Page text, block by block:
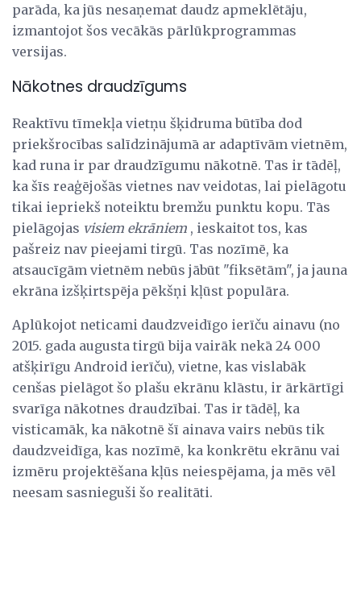
parāda, ka jūs nesaņemat daudz apmeklētāju,
izmantojot šos vecākās pārlūkprogrammas
versijas.
Nākotnes draudzīgums
Reaktīvu tīmekļa vietņu šķidruma būtība dod
priekšrocības salīdzinājumā ar adaptīvām vietnēm,
kad runa ir par draudzīgumu nākotnē. Tas ir tādēļ,
ka šīs reaģējošās vietnes nav veidotas, lai pielāgotu
tikai iepriekš noteiktu bremžu punktu kopu. Tās
pielāgojas visiem ekrāniem , ieskaitot tos, kas
pašreiz nav pieejami tirgū. Tas nozīmē, ka
atsaucīgām vietnēm nebūs jābūt "fiksētām", ja jauna
ekrāna izšķirtspēja pēkšņi kļūst populāra.
Aplūkojot neticami daudzveidīgo ierīču ainavu (no
2015. gada augusta tirgū bija vairāk nekā 24 000
atšķirīgu Android ierīču), vietne, kas vislabāk
cenšas pielāgot šo plašu ekrānu klāstu, ir ārkārtīgi
svarīga nākotnes draudzībai. Tas ir tādēļ, ka
visticamāk, ka nākotnē šī ainava vairs nebūs tik
daudzveidīga, kas nozīmē, ka konkrētu ekrānu vai
izmēru projektēšana kļūs neiespējama, ja mēs vēl
neesam sasnieguši šo realitāti.